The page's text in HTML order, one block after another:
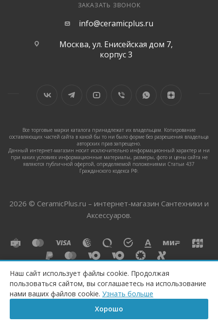
ЗАКАЗАТЬ ЗВОНОК
info@ceramicplus.ru
Москва, ул. Енисейская дом 7,
корпус 3
Все торговые марки каталога принадлежат их владельцам. Копирование
составляющих частей сайта в какой бы то ни было форме без разрешения владельца
авторских прав запрещено.
Данный интернет-магазин носит исключительно информационный характер и ни
при каких условиях информационные материалы, размеры, фото и цены сайта не
являются публичной офертой, определяемой положениями Статьи 437
Гражданского кодекса РФ.
2026 © CeramicPlus.ru – интернет-магазин Сантехники и
Аксессуаров.
Наш сайт использует файлы cookie. Продолжая
пользоваться сайтом, вы соглашаетесь на использование
нами ваших файлов cookie. Узнать больше
Хорошо
Главная Корзина Сравнение Каталог Контакты